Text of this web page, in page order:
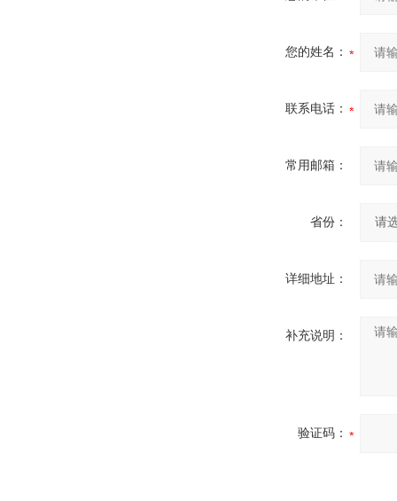
您的姓名：
联系电话：
常用邮箱：
省份：
详细地址：
补充说明：
验证码：